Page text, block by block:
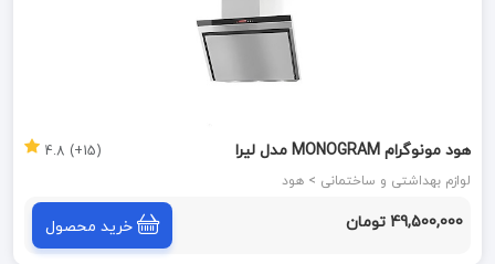
هود مونوگرام MONOGRAM مدل لیرا
لوازم بهداشتی و ساختمانی > هود
(15+) 4.8
49,500,000 تومان خرید محصول